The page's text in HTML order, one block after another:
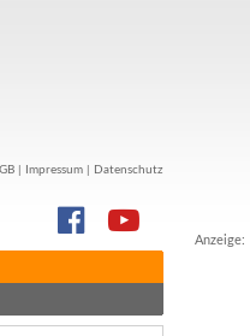
Anzeige:
Impressum Datenschutz